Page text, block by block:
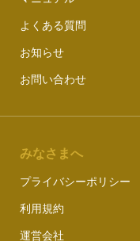
よくある質問
お知らせ
お問い合わせ
みなさまへ
プライバシーポリシー
利用規約
運営会社